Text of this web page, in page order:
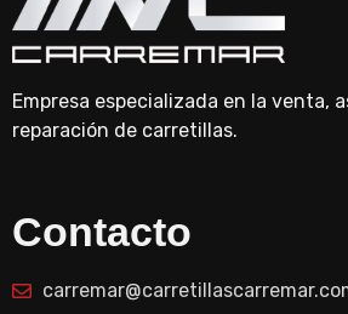
Empresa especializada en la venta,
reparación de carretillas.
Contacto